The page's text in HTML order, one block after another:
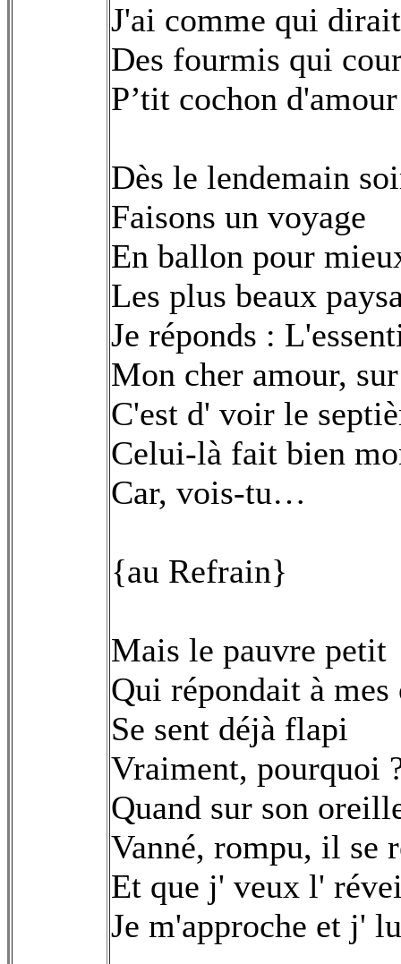
J'ai comme qui dirait
Des fourmis qui
P’tit cochon d'amour
Dès le lendemain
Faisons un voyage
En ballon pour
Les plus beaux
Je réponds :
Mon cher amour,
C'est d' voir le
Celui-là fait bien
Car, vois-tu…
{au Refrain}
Mais le pauvre petit
Qui répondait à mes
Se sent déjà flapi
Vraiment, pourquoi
Quand sur son
Vanné, rompu, il se
Et que j' veux l'
Je m'approche et j'